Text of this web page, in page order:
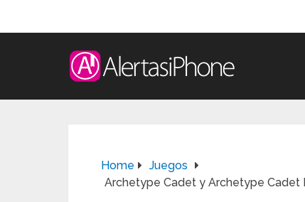
Home
Juegos
Archetype Cadet y Archetype Cadet